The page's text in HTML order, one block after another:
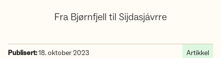
Fra Bjørnfjell til Sijdasjávrre
Publisert:18. oktober 2023 Artikkel